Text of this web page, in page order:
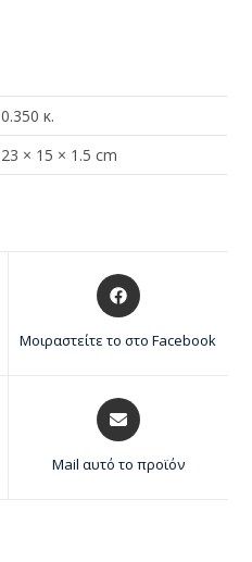
0.350 κ.
23 × 15 × 1.5 cm
Μοιραστείτε το στο Facebook
Mail αυτό το προϊόν